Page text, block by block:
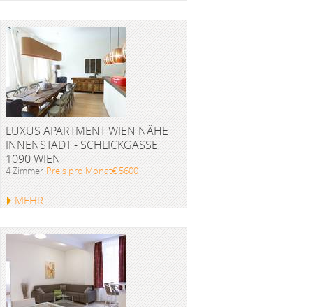
LUXUS APARTMENT WIEN NÄHE
INNENSTADT - SCHLICKGASSE,
1090 WIEN
4 Zimmer Preis pro Monat€ 5600
MEHR